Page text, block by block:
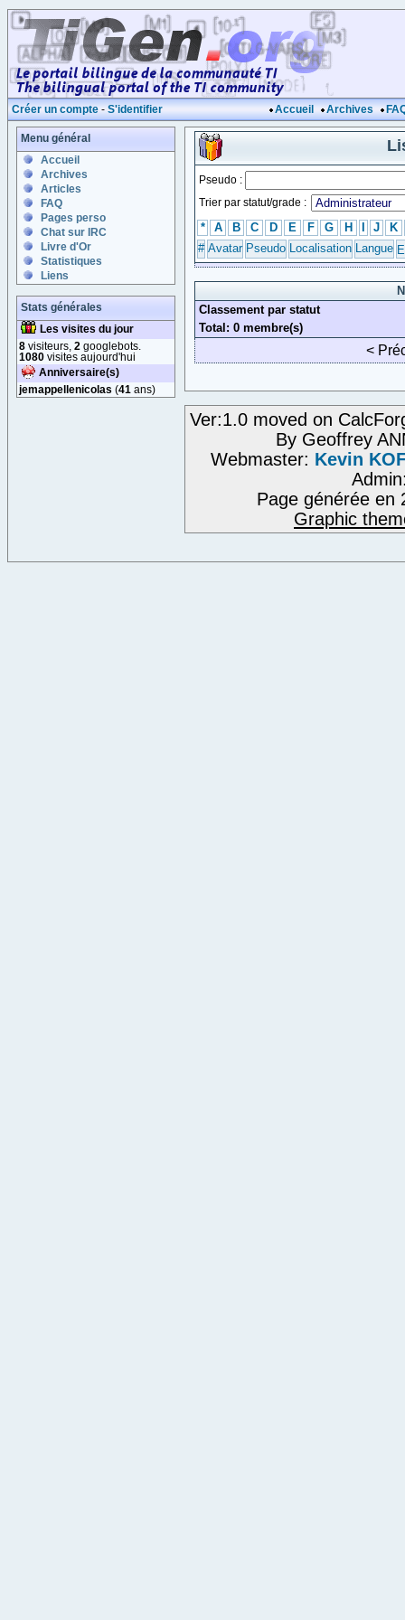
Créer un compte - S'identifier Accueil Archives
Menu général
Accueil
Archives
Articles
FAQ
Pages perso
Chat sur IRC
Livre d'Or
Statistiques
Liens
Stats générales
Les visites du jour
8 visiteurs, 2 googlebots.
1080 visites aujourd'hui
Anniversaire(s)
jemappellenicolas (41 ans)
Pseudo :
Trier par statut/grade :
* A B C D E F G H J
K
# Avatar Pseudo Localisation Langue
Classement par statut
Total: 0 membre(s)
<
Ver:1.0 moved on
By Geoffrey
Webmaster: Kevin
Page générée en
Graphic